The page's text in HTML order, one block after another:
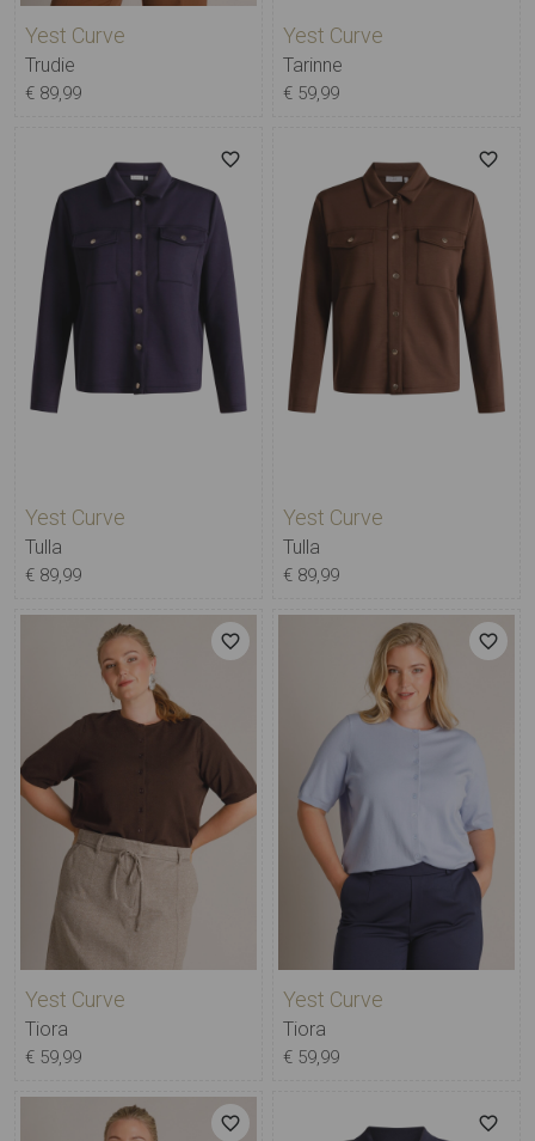
Yest Curve
Trudie
€ 89,99
Yest Curve
Tarinne
€ 59,99
Yest Curve
Tulla
€ 89,99
Yest Curve
Tulla
€ 89,99
Yest Curve
Tiora
€ 59,99
Yest Curve
Tiora
€ 59,99